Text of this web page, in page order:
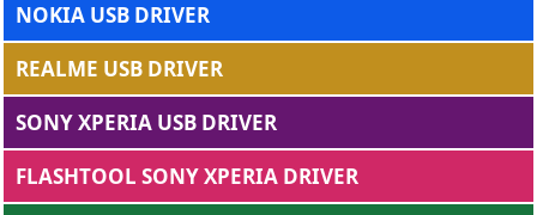
NOKIA USB DRIVER
REALME USB DRIVER
SONY XPERIA USB DRIVER
FLASHTOOL SONY XPERIA DRIVER